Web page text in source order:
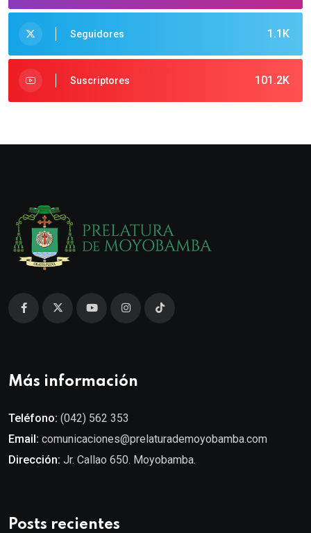
1.1K
Seguidores
101.2K
Suscriptores
Más información
Teléfono: (042) 562 353
Email: comunicaciones@prelaturademoyobamba.com
Dirección: Jr. Callao 650. Moyobamba.
Posts recientes